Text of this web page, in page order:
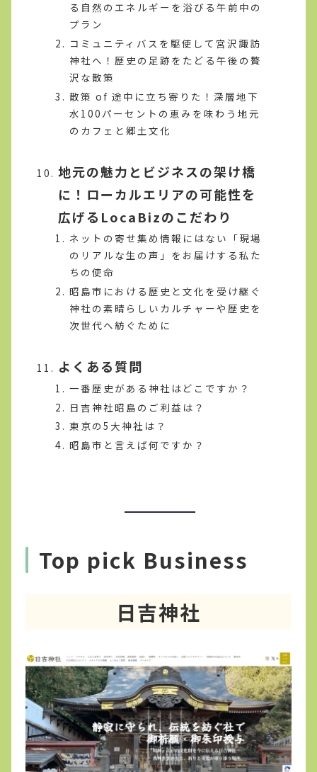
る自然のエネルギーを浴びる午前中の
プラン
コミュニティバスを駆使して宮沢諏訪
神社へ！歴史の足跡をたどる午後の贅
沢な散策
散策 of 途中に立ち寄りた！深層地下
水100パーセントの恵みを味わう地元
のカフェと郷土文化
地元の魅力とビジネスの架け橋
に！ローカルエリアの可能性を
広げるLocaBizのこだわり
ネットの寄せ集め情報にはない「現場
のリアルな生の声」をお届けする私た
ちの使命
昭島市における歴史と文化を受け継ぐ
神社の素晴らしいカルチャーや歴史を
次世代へ紡ぐために
よくある質問
一番歴史がある神社はどこですか？
日吉神社昭島のご利益は？
東京の5大神社は？
昭島市と言えば何ですか？
Top pick Business
日吉神社